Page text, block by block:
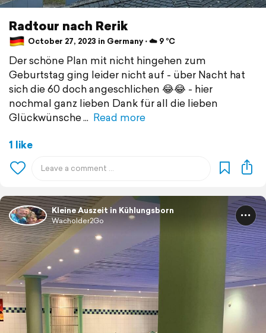
Radtour nach Rerik
October 27, 2023 in Germany ⋅ ☁️ 9 °C
Der schöne Plan mit nicht hingehen zum
Geburtstag ging leider nicht auf - über Nacht hat
sich die 60 doch angeschlichen 😂😂 - hier
nochmal ganz lieben Dank für all die lieben
Glückwünsche
Read more
1 like
Kleine Auszeit in Kühlungsborn
Wacholder2Go